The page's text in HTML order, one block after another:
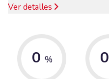
Ver detalles
0 % 0